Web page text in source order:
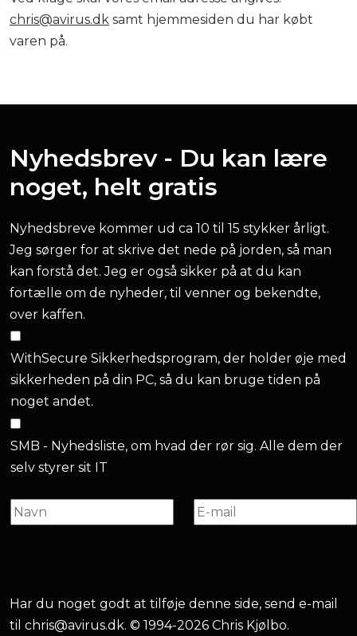
chris@avirus.dk samt hjemmesiden du har købt
varen på.
Nyhedsbrev - Du kan lære
noget, helt gratis
Nyhedsbreve kommer ud ca 10 til 15 stykker årligt.
Jeg sørger for at skrive det nede på jorden, så man
kan forstå det. Jeg er også sikker på at du kan
fortælle om de nyheder, til venner og bekendte,
over kaffen.
WithSecure Sikkerhedsprogram, der holder øje med
sikkerheden på din PC, så du kan bruge tiden på
noget andet.
SMB - Nyhedsliste, om hvad der rør sig. Alle dem der
selv styrer sit IT
Har du noget godt at tilføje denne side, send e-mail
til chris@avirus.dk. © 1994-2026 Chris Kjølbo.